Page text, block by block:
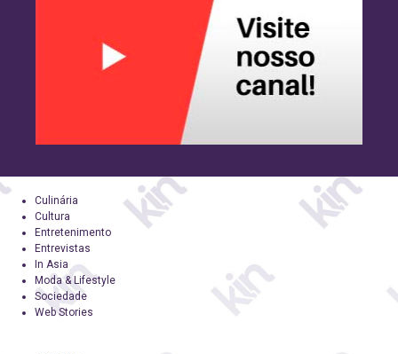
Culinária
Cultura
Entretenimento
Entrevistas
In Asia
Moda & Lifestyle
Sociedade
Web Stories